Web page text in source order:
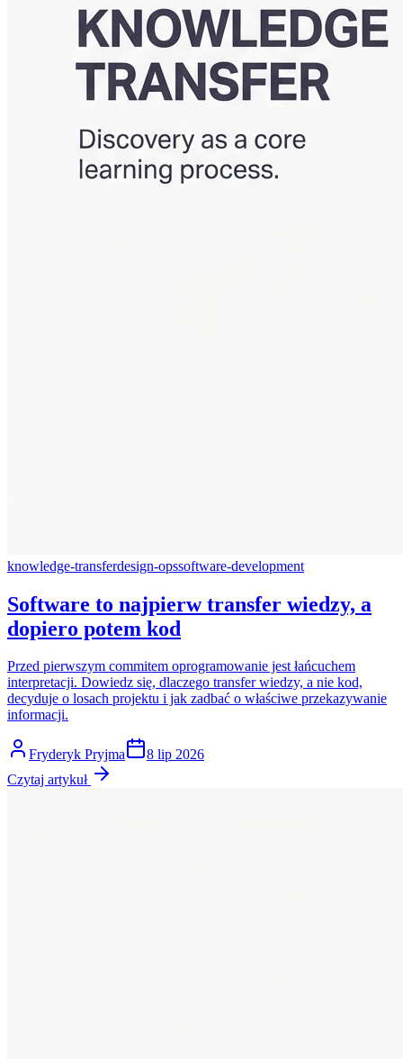
knowledge-transferdesign-opssoftware-development
Software to najpierw transfer wiedzy, a
dopiero potem kod
Przed pierwszym commitem oprogramowanie jest łańcuchem
interpretacji. Dowiedz się, dlaczego transfer wiedzy, a nie kod,
decyduje o losach projektu i jak zadbać o właściwe przekazywanie
informacji.
Fryderyk Pryjma
8 lip 2026
Czytaj artykuł